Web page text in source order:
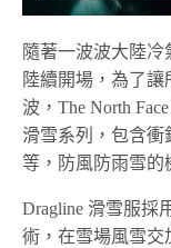
隨著一波波大陸
陸續開場，為了
波，The North
滑雪系列，包含衝
等，防風防雨雪的
Dragline 滑雪服採
術，在雪場風雪交